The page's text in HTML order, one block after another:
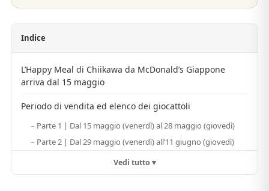
Indice
L’Happy Meal di Chiikawa da McDonald’s Giappone
arriva dal 15 maggio
Periodo di vendita ed elenco dei giocattoli
Parte 1 | Dal 15 maggio (venerdì) al 28 maggio (giovedì)
Parte 2 | Dal 29 maggio (venerdì) all’11 giugno (giovedì)
Vedi tutto ▾